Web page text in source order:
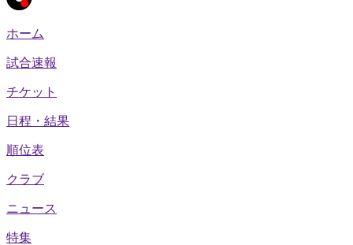
ホーム
試合速報
チケット
日程・結果
順位表
クラブ
ニュース
特集